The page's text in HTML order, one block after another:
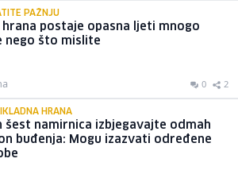
PAŽNJU
hrana postaje opasna ljeti mnogo
nego što mislite
0 2
HRANA
šest namirnica izbjegavajte odmah
buđenja: Mogu izazvati određene